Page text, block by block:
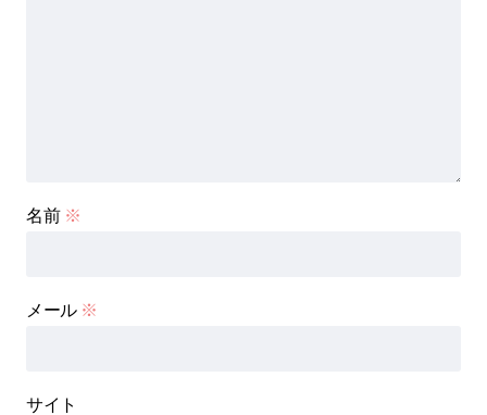
名前 ※
メール ※
サイト